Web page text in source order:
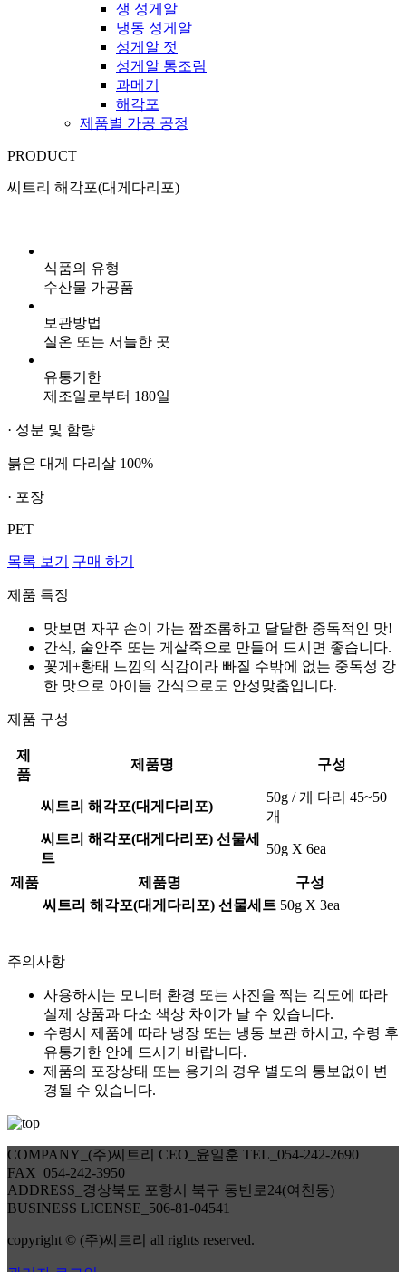
생 성게알
냉동 성게알
성게알 젓
성게알 통조림
과메기
해각포
제품별 가공 공정
PRODUCT
씨트리 해각포(대게다리포)
식품의 유형
수산물 가공품
보관방법
실온 또는 서늘한 곳
유통기한
제조일로부터 180일
· 성분 및 함량
붉은 대게 다리살 100%
· 포장
PET
목록 보기 구매 하기
제품 특징
맛보면 자꾸 손이 가는 짭조롬하고 달달한 중독적인 맛!
간식, 술안주 또는 게살죽으로 만들어 드시면 좋습니다.
꽃게+황태 느낌의 식감이라 빠질 수밖에 없는 중독성 강
한 맛으로 아이들 간식으로도 안성맞춤입니다.
제품 구성
제
품
제품명 구성
씨트리 해각포(대게다리포)
50g / 게 다리 45~50
개
씨트리 해각포(대게다리포) 선물세
트
50g X 6ea
제품 제품명
구성
씨트리 해각포(대게다리포) 선물세트 50g X 3ea
주의사항
사용하시는 모니터 환경 또는 사진을 찍는 각도에 따라
실제 상품과 다소 색상 차이가 날 수 있습니다.
수령시 제품에 따라 냉장 또는 냉동 보관 하시고, 수령 후
유통기한 안에 드시기 바랍니다.
제품의 포장상태 또는 용기의 경우 별도의 통보없이 변
경될 수 있습니다.
COMPANY_(주)씨트리 CEO_윤일훈 TEL_054-242-2690
FAX_054-242-3950
ADDRESS_경상북도 포항시 북구 동빈로24(여천동)
BUSINESS LICENSE_506-81-04541
copyright © (주)씨트리 all rights reserved.